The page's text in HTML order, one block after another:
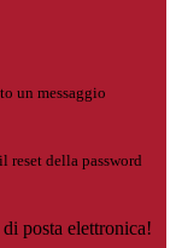
un messaggio
reset della password
posta elettronica!